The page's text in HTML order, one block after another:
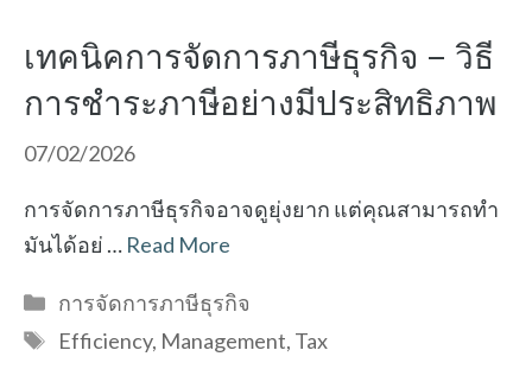
เทคนิคการจัดการภาษีธุรกิจ – วิธี
การชำระภาษีอย่างมีประสิทธิภาพ
07/02/2026
การจัดการภาษีธุรกิจอาจดูยุ่งยาก แต่คุณสามารถทำ
มันได้อย่ … Read More
Categories
การจัดการภาษีธุรกิจ
Tags
Efficiency, Management, Tax